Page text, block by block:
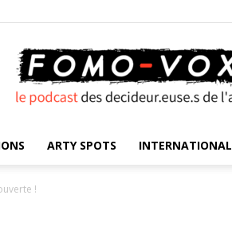
ARTY SPOTS INTERNATIONAL
!